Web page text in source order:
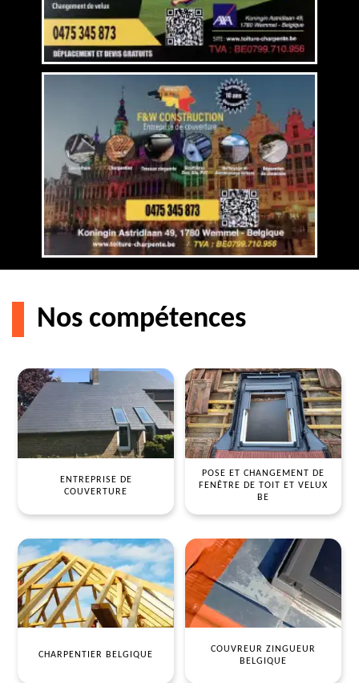
Nos compétences
ENTREPRISE DE
COUVERTURE
POSE ET CHANGEMENT DE
FENÊTRE DE TOIT ET VELUX
BE
CHARPENTIER BELGIQUE
COUVREUR ZINGUEUR
BELGIQUE